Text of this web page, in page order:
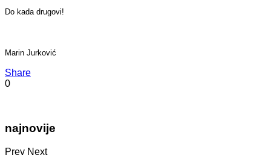
Do kada drugovi!
Marin Jurković
Share
0
najnovije
Prev Next